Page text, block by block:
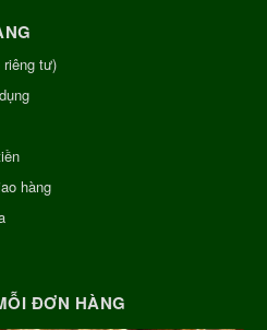
tư)
hàng
ĐƠN HÀNG